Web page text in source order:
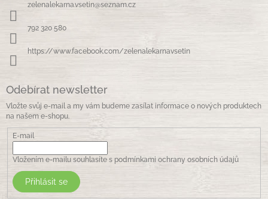
zelenalekarna.vsetin@seznam.cz
792 320 580
https://www.facebook.com/zelenalekarnavsetin
Odebírat newsletter
Vložte svůj e-mail a my vám budeme zasílat informace o nových produktech
na našem e-shopu.
E-mail
Vložením e-mailu souhlasíte s podmínkami ochrany osobních údajů
Přihlásit se